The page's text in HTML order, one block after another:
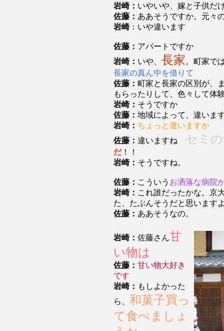
岩崎： いやいや、嫁と子供だ
佐藤： ああそうですか。元々
岩崎：いや違います
佐藤： アパートですか
岩崎： いや、 長家 。町家で
長家の真ん中を借りて
佐藤： 町家と長家の区別が、
もらったりして、色々して体
岩崎： そうですか
佐藤： 地域によって、違いま
岩崎： ちょっと違いますか
佐藤： 違いますね セミ
だ！！
岩崎： そうですね。
佐藤： こういう お洒落な病院
岩崎： これ誰だったかな。京
た、たぶんそうだと思います
佐藤： ああそうなの。
岩崎： 佐藤さん甘
い物は
佐藤： 甘い物大好き
です
岩崎： もしよかった
ら、 和菓子買っ
て食べましょ